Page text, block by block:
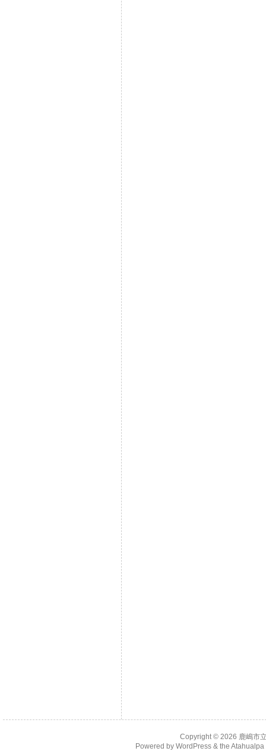
Copyright © 2026 鹿嶋市
Powered by WordPress& the Atahualpa